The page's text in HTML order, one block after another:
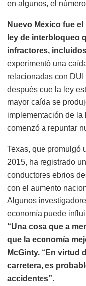
en algunos, el
Nuevo México fue
ley de interbloqueo
infractores,
experimentó una
relacionadas con
después que la ley
mayor caída se
implementación de la
comenzó a repuntar
Texas, que promulgó
2015, ha registrado
conductores ebrios
con el aumento
Algunos
economía puede
“Una cosa que a
que la economía
McGinty. “En virtud
carretera, es
accidentes”.